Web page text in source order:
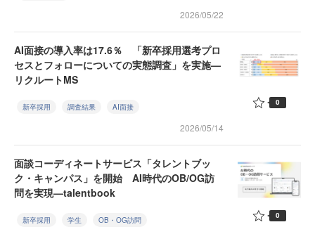
2026/05/22
AI面接の導入率は17.6％ 「新卒採用選考プロ
セスとフォローについての実態調査」を実施—
リクルートMS
新卒採用 調査結果 AI面接
2026/05/14
0
面談コーディネートサービス「タレントブッ
ク・キャンパス」を開始 AI時代のOB/OG訪
問を実現—talentbook
新卒採用 学生 OB・OG訪問 0